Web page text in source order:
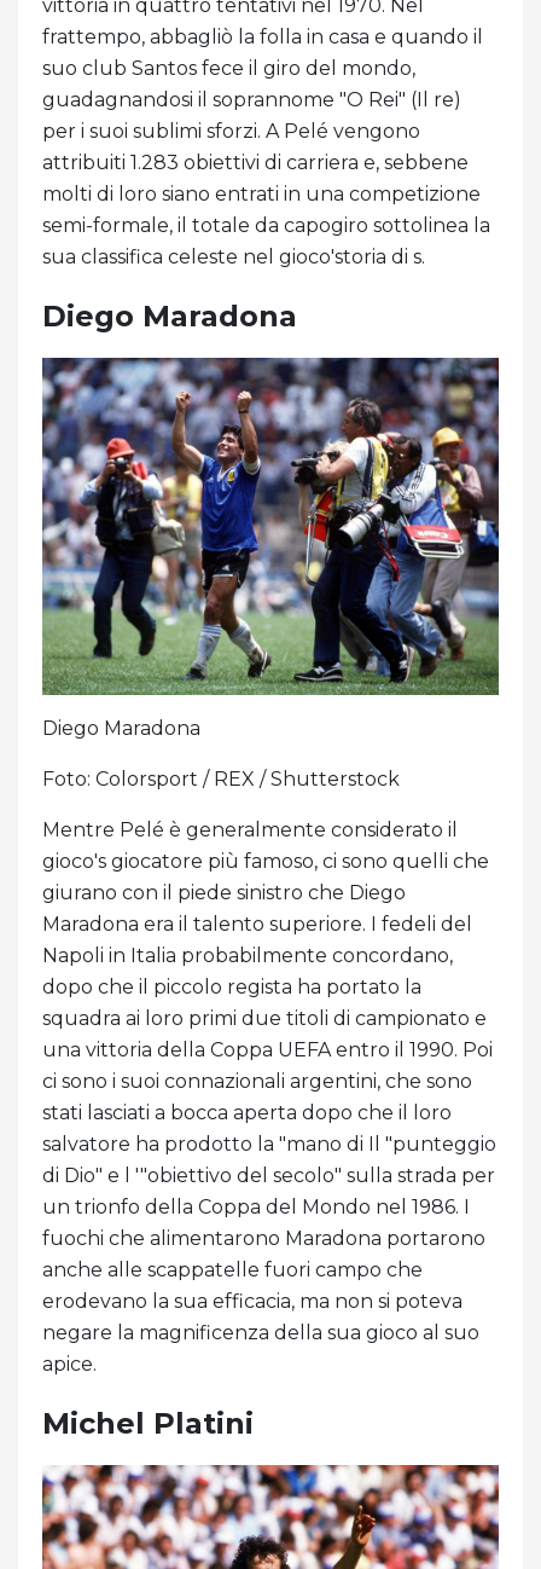
vittoria in quattro tentativi nel 1970. Nel
frattempo, abbagliò la folla in casa e quando il
suo club Santos fece il giro del mondo,
guadagnandosi il soprannome "O Rei" (Il re)
per i suoi sublimi sforzi. A Pelé vengono
attribuiti 1.283 obiettivi di carriera e, sebbene
molti di loro siano entrati in una competizione
semi-formale, il totale da capogiro sottolinea la
sua classifica celeste nel gioco'storia di s.
Diego Maradona
Diego Maradona
Foto: Colorsport / REX / Shutterstock
Mentre Pelé è generalmente considerato il
gioco's giocatore più famoso, ci sono quelli che
giurano con il piede sinistro che Diego
Maradona era il talento superiore. I fedeli del
Napoli in Italia probabilmente concordano,
dopo che il piccolo regista ha portato la
squadra ai loro primi due titoli di campionato e
una vittoria della Coppa UEFA entro il 1990. Poi
ci sono i suoi connazionali argentini, che sono
stati lasciati a bocca aperta dopo che il loro
salvatore ha prodotto la "mano di Il "punteggio
di Dio" e l '"obiettivo del secolo" sulla strada per
un trionfo della Coppa del Mondo nel 1986. I
fuochi che alimentarono Maradona portarono
anche alle scappatelle fuori campo che
erodevano la sua efficacia, ma non si poteva
negare la magnificenza della sua gioco al suo
apice.
Michel Platini